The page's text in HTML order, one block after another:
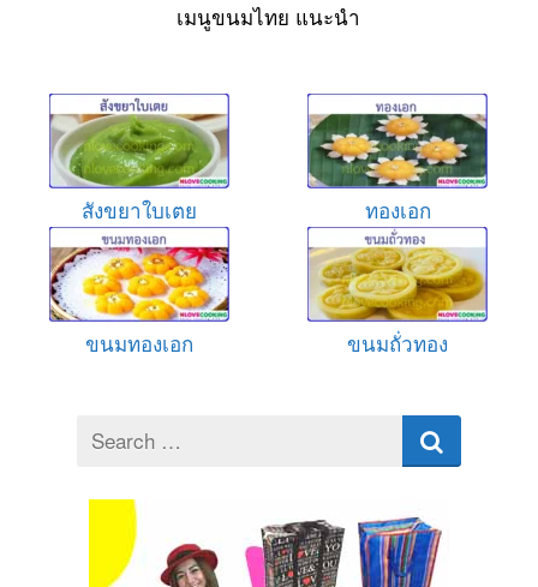
เมนูขนมไทย แนะนำ
สังขยาใบเตย ทองเอก
ขนมทองเอก ขนมถั่วทอง
Search
for